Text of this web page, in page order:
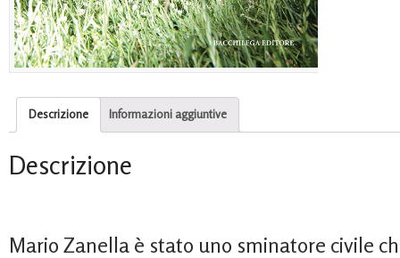
Descrizione Informazioni aggiuntive
Descrizione
Mario Zanella è stato uno sminatore civile